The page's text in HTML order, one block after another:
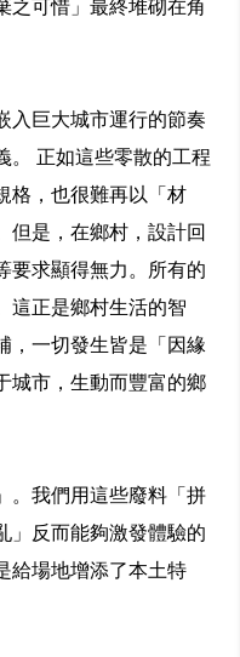
之可惜」最終堆砌在角
入巨大城市運行的節奏
。 正如這些零散的工程
格，也很難再以「材
但是，在鄉村，設計回
要求顯得無力。所有的
這正是鄉村生活的智
，一切發生皆是「因緣
城市，生動而豐富的鄉
。我們用這些廢料「拼
」反而能夠激發體驗的
給場地增添了本土特